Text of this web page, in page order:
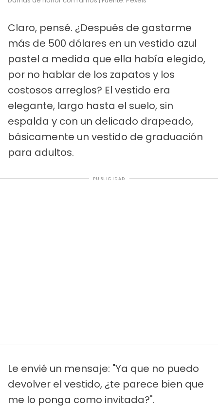
Claro, pensé. ¿Después de gastarme
más de 500 dólares en un vestido azul
pastel a medida que ella había elegido,
por no hablar de los zapatos y los
costosos arreglos? El vestido era
elegante, largo hasta el suelo, sin
espalda y con un delicado drapeado,
básicamente un vestido de graduación
para adultos.
PUBLICIDAD
Le envié un mensaje: "Ya que no puedo
devolver el vestido, ¿te parece bien que
me lo ponga como invitada?".